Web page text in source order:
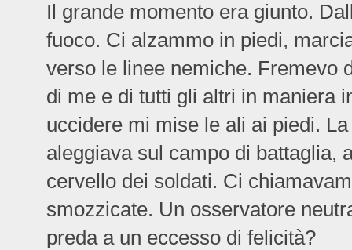
Il grande momento era giunto.
fuoco. Ci alzammo in piedi,
verso le linee nemiche. Fremevo
di me e di tutti gli altri in maniera
uccidere mi mise le ali ai piedi.
aleggiava sul campo di battaglia,
cervello dei soldati. Ci
smozzicate. Un osservatore
preda a un eccesso di felicità?